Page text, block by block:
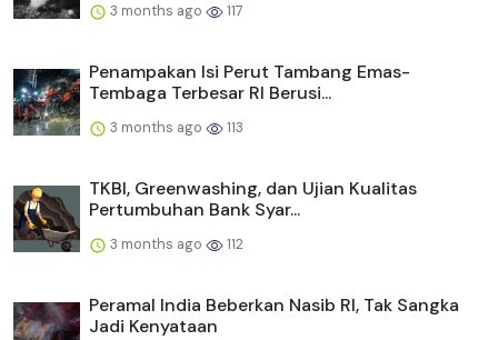
3 months ago 117
Penampakan Isi Perut Tambang Emas-
Tembaga Terbesar RI Berusi...
3 months ago 113
TKBI, Greenwashing, dan Ujian Kualitas
Pertumbuhan Bank Syar...
3 months ago 112
Peramal India Beberkan Nasib RI, Tak Sangka
Jadi Kenyataan